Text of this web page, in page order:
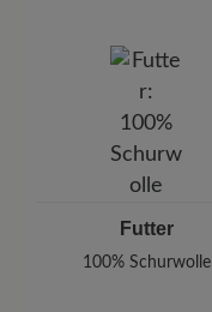
Futter
100% Schurwolle